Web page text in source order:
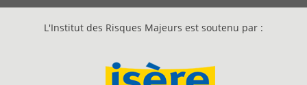
L'Institut des Risques Majeurs est soutenu par :